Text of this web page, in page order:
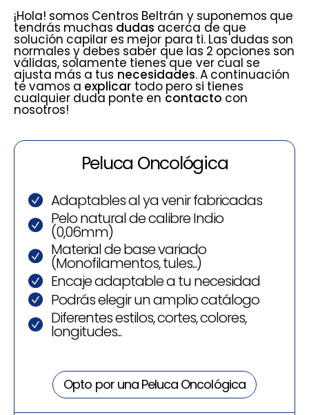
¡Hola! somos Centros Beltrán y suponemos que
tendrás muchas dudas acerca de que
solución capilar es mejor para ti. Las dudas son
normales y debes saber que las 2 opciones son
válidas, solamente tienes que ver cual se
ajusta más a tus necesidades. A continuación
te vamos a explicar todo pero si tienes
cualquier duda ponte en contacto con
nosotros!
Peluca Oncológica
Adaptables al ya venir fabricadas
Pelo natural de calibre Indio
(0,06mm)
Material de base variado
(Monofilamentos, tules...)
Encaje adaptable a tu necesidad
Podrás elegir un amplio catálogo
Diferentes estilos, cortes, colores,
longitudes...
Opto por una Peluca Oncológica